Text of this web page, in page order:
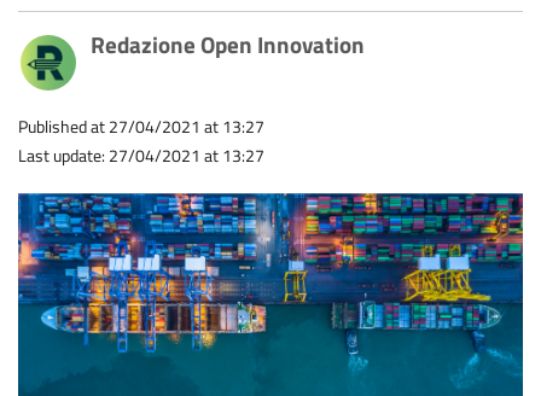
Redazione Open Innovation
Published at 27/04/2021 at 13:27
Last update: 27/04/2021 at 13:27